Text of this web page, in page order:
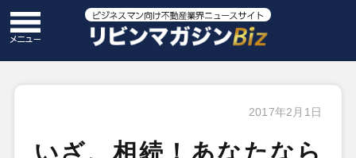
2017年2月1日
いざ、相続！あなたなら